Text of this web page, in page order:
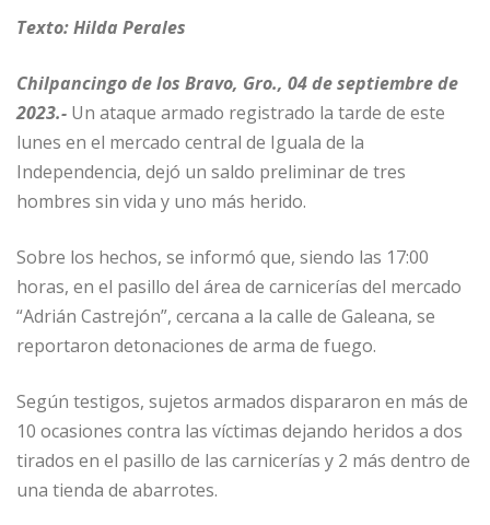
Texto: Hilda Perales
Chilpancingo de los Bravo, Gro., 04 de septiembre de
2023.- Un ataque armado registrado la tarde de este
lunes en el mercado central de Iguala de la
Independencia, dejó un saldo preliminar de tres
hombres sin vida y uno más herido.
Sobre los hechos, se informó que, siendo las 17:00
horas, en el pasillo del área de carnicerías del mercado
“Adrián Castrejón”, cercana a la calle de Galeana, se
reportaron detonaciones de arma de fuego.
Según testigos, sujetos armados dispararon en más de
10 ocasiones contra las víctimas dejando heridos a dos
tirados en el pasillo de las carnicerías y 2 más dentro de
una tienda de abarrotes.